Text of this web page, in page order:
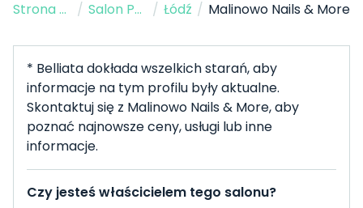
Strona Główna / Salon Paznokci / Łódź / Malinowo Nails & More
* Belliata dokłada wszelkich starań, aby
informacje na tym profilu były aktualne.
Skontaktuj się z Malinowo Nails & More, aby
poznać najnowsze ceny, usługi lub inne
informacje.
Czy jesteś właścicielem tego salonu?